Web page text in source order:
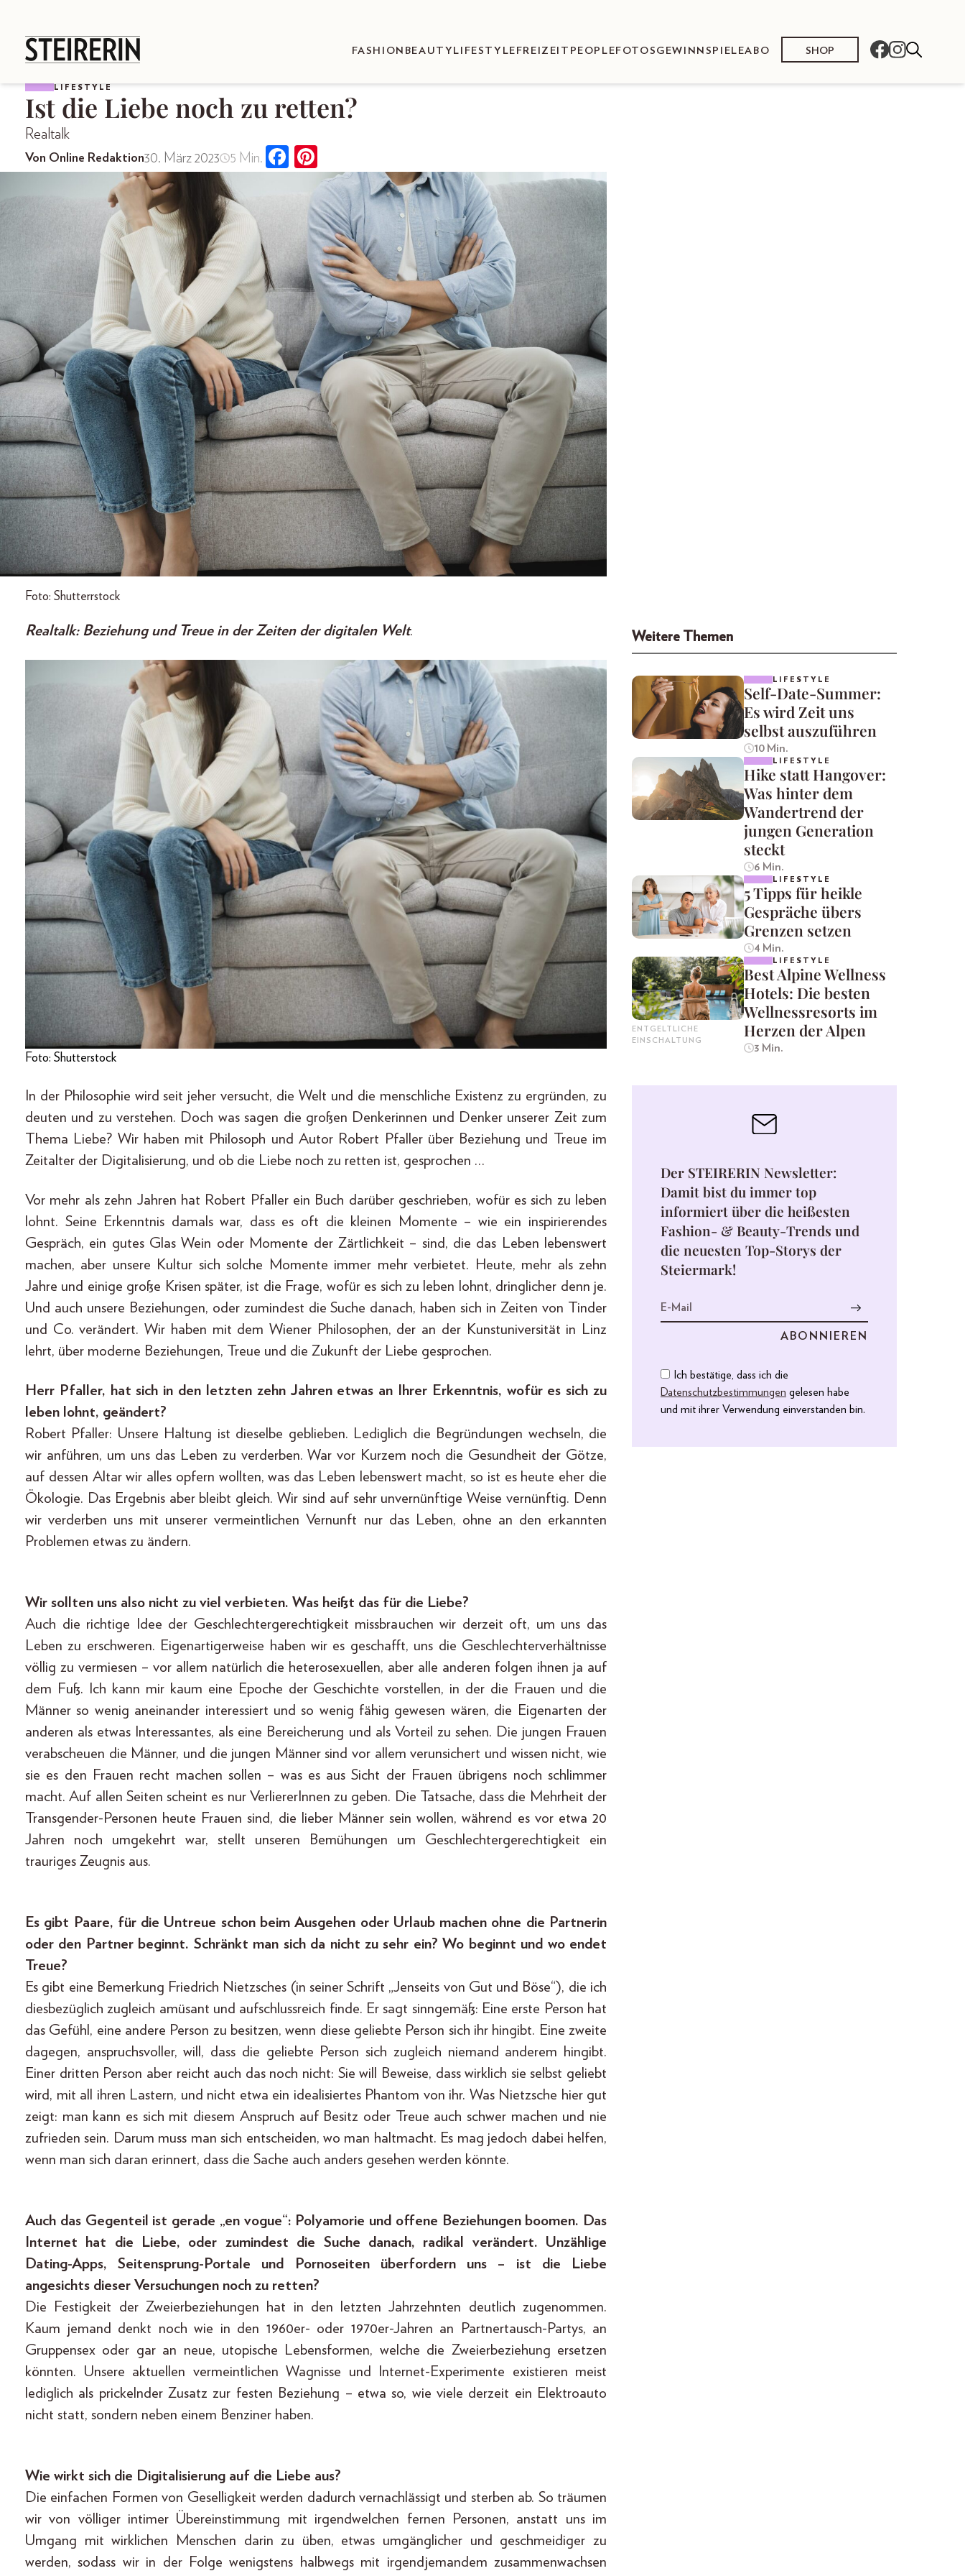
FASHION BEAUTY LIFESTYLE FREIZEIT PEOPLE FOTOS GEWINNSPIELEABO SHOP
LIFESTYLE
Ist die Liebe noch zu retten?
Realtalk
Von Online Redaktion30. März 2023 5 Min.
Foto: Shutterrstock
Realtalk: Beziehung und Treue in der Zeiten der digitalen Welt.
Foto: Shutterstock
In der Philosophie wird seit jeher versucht, die Welt und die menschliche Existenz zu ergründen, zu
deuten und zu verstehen. Doch was sagen die großen Denkerinnen und Denker unserer Zeit zum
Thema Liebe? Wir haben mit Philosoph und Autor Robert Pfaller über Beziehung und Treue im
Zeitalter der Digitalisierung, und ob die Liebe noch zu retten ist, gesprochen …
Vor mehr als zehn Jahren hat Robert Pfaller ein Buch darüber geschrieben, wofür es sich zu leben
lohnt. Seine Erkenntnis damals war, dass es oft die kleinen Momente – wie ein inspirierendes
Gespräch, ein gutes Glas Wein oder Momente der Zärtlichkeit – sind, die das Leben lebenswert
machen, aber unsere Kultur sich solche Momente immer mehr verbietet. Heute, mehr als zehn
Jahre und einige große Krisen später, ist die Frage, wofür es sich zu leben lohnt, dringlicher denn je.
Und auch unsere Beziehungen, oder zumindest die Suche danach, haben sich in Zeiten von Tinder
und Co. verändert. Wir haben mit dem Wiener Philosophen, der an der Kunstuniversität in Linz
lehrt, über moderne Beziehungen, Treue und die Zukunft der Liebe gesprochen.
Herr Pfaller, hat sich in den letzten zehn Jahren etwas an Ihrer Erkenntnis, wofür es sich zu
leben lohnt, geändert?
Robert Pfaller: Unsere Haltung ist dieselbe geblieben. Lediglich die Begründungen wechseln, die
wir anführen, um uns das Leben zu verderben. War vor Kurzem noch die Gesundheit der Götze,
auf dessen Altar wir alles opfern wollten, was das Leben lebenswert macht, so ist es heute eher die
Ökologie. Das Ergebnis aber bleibt gleich. Wir sind auf sehr unvernünftige Weise vernünftig. Denn
wir verderben uns mit unserer vermeintlichen Vernunft nur das Leben, ohne an den erkannten
Problemen etwas zu ändern.
Wir sollten uns also nicht zu viel verbieten. Was heißt das für die Liebe?
Auch die richtige Idee der Geschlechtergerechtigkeit missbrauchen wir derzeit oft, um uns das
Leben zu erschweren. Eigenartigerweise haben wir es geschafft, uns die Geschlechterverhältnisse
völlig zu vermiesen – vor allem natürlich die heterosexuellen, aber alle anderen folgen ihnen ja auf
dem Fuß. Ich kann mir kaum eine Epoche der Geschichte vorstellen, in der die Frauen und die
Männer so wenig aneinander interessiert und so wenig fähig gewesen wären, die Eigenarten der
anderen als etwas Interessantes, als eine Bereicherung und als Vorteil zu sehen. Die jungen Frauen
verabscheuen die Männer, und die jungen Männer sind vor allem verunsichert und wissen nicht, wie
sie es den Frauen recht machen sollen – was es aus Sicht der Frauen übrigens noch schlimmer
macht. Auf allen Seiten scheint es nur VerliererInnen zu geben. Die Tatsache, dass die Mehrheit der
Transgender-Personen heute Frauen sind, die lieber Männer sein wollen, während es vor etwa 20
Jahren noch umgekehrt war, stellt unseren Bemühungen um Geschlechtergerechtigkeit ein
trauriges Zeugnis aus.
Es gibt Paare, für die Untreue schon beim Ausgehen oder Urlaub machen ohne die Partnerin
oder den Partner beginnt. Schränkt man sich da nicht zu sehr ein? Wo beginnt und wo endet
Treue?
Es gibt eine Bemerkung Friedrich Nietzsches (in seiner Schrift „Jenseits von Gut und Böse“), die ich
diesbezüglich zugleich amüsant und aufschlussreich finde. Er sagt sinngemäß: Eine erste Person hat
das Gefühl, eine andere Person zu besitzen, wenn diese geliebte Person sich ihr hingibt. Eine zweite
dagegen, anspruchsvoller, will, dass die geliebte Person sich zugleich niemand anderem hingibt.
Einer dritten Person aber reicht auch das noch nicht: Sie will Beweise, dass wirklich sie selbst geliebt
wird, mit all ihren Lastern, und nicht etwa ein idealisiertes Phantom von ihr. Was Nietzsche hier gut
zeigt: man kann es sich mit diesem Anspruch auf Besitz oder Treue auch schwer machen und nie
zufrieden sein. Darum muss man sich entscheiden, wo man haltmacht. Es mag jedoch dabei helfen,
wenn man sich daran erinnert, dass die Sache auch anders gesehen werden könnte.
Auch das Gegenteil ist gerade „en vogue“: Polyamorie und offene Beziehungen boomen. Das
Internet hat die Liebe, oder zumindest die Suche danach, radikal verändert. Unzählige
Dating-Apps, Seitensprung-Portale und Pornoseiten überfordern uns – ist die Liebe
angesichts dieser Versuchungen noch zu retten?
Die Festigkeit der Zweierbeziehungen hat in den letzten Jahrzehnten deutlich zugenommen.
Kaum jemand denkt noch wie in den 1960er- oder 1970er-Jahren an Partnertausch-Partys, an
Gruppensex oder gar an neue, utopische Lebensformen, welche die Zweierbeziehung ersetzen
könnten. Unsere aktuellen vermeintlichen Wagnisse und Internet-Experimente existieren meist
lediglich als prickelnder Zusatz zur festen Beziehung – etwa so, wie viele derzeit ein Elektroauto
nicht statt, sondern neben einem Benziner haben.
Wie wirkt sich die Digitalisierung auf die Liebe aus?
Die einfachen Formen von Geselligkeit werden dadurch vernachlässigt und sterben ab. So träumen
wir von völliger intimer Übereinstimmung mit irgendwelchen fernen Personen, anstatt uns im
Umgang mit wirklichen Menschen darin zu üben, etwas umgänglicher und geschmeidiger zu
werden, sodass wir in der Folge wenigstens halbwegs mit irgendjemandem zusammenwachsen
Weitere Themen
LIFESTYLE
Self-Date-Summer:
Es wird Zeit uns
selbst auszuführen
10 Min.
LIFESTYLE
Hike statt Hangover:
Was hinter dem
Wandertrend der
jungen Generation
steckt
6 Min.
LIFESTYLE
5 Tipps für heikle
Gespräche übers
Grenzen setzen
4 Min.
ENTGELTLICHE
EINSCHALTUNG
LIFESTYLE
Best Alpine Wellness
Hotels: Die besten
Wellnessresorts im
Herzen der Alpen
3 Min.
Der STEIRERIN Newsletter:
Damit bist du immer top
informiert über die heißesten
Fashion- & Beauty-Trends und
die neuesten Top-Storys der
Steiermark!
Ich bestätige, dass ich die
Datenschutzbestimmungen gelesen habe
und mit ihrer Verwendung einverstanden bin.